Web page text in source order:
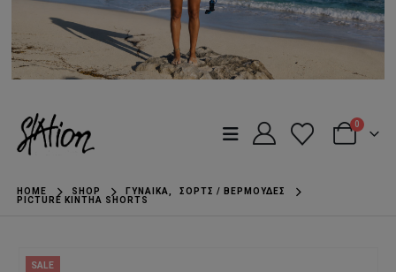
0
HOME SHOP ΓΥΝΑΊΚΑ,
ΣΟΡΤΣ / ΒΕΡΜΟΎΔΕΣ
PICTURE KINTHA SHORTS
SALE